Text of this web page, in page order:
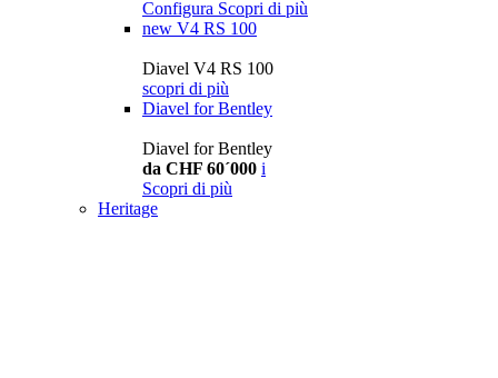
Configura Scopri di più
new V4 RS 100
Diavel V4 RS 100
scopri di più
Diavel for Bentley
Diavel for Bentley
da CHF 60´000 i
Scopri di più
Heritage